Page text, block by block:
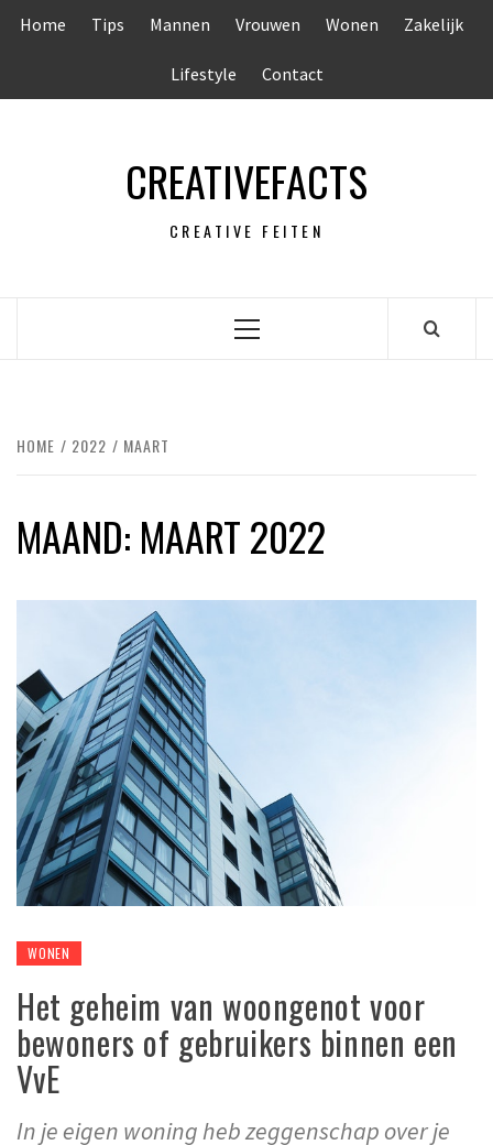
Home Tips Mannen Vrouwen Wonen Zakelijk
Lifestyle Contact
CREATIVEFACTS
CREATIVE FEITEN
Primair
HOME 2022 MAART
MAAND: MAART 2022
WONEN
Het geheim van woongenot voor
bewoners of gebruikers binnen een
VvE
In je eigen woning heb zeggenschap over je